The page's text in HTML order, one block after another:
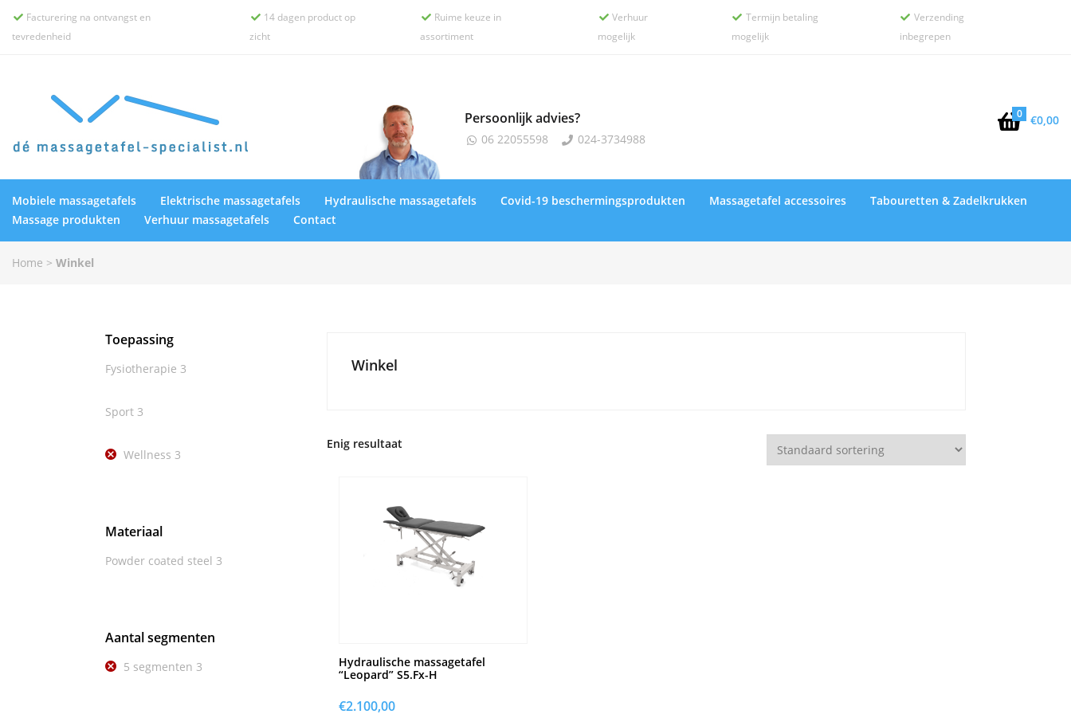
 Facturering na ontvangst en
tevredenheid
 14 dagen product op
zicht
 Ruime keuze in
assortiment
 Verhuur
mogelijk
 Termijn betaling
mogelijk
 Verzending
inbegrepen
Persoonlijk advies?
 06 22055598  024-3734988
0 €0,00
Mobiele massagetafels Elektrische massagetafels Hydraulische massagetafels Covid-19 beschermingsprodukten Massagetafel accessoires
Tabouretten & Zadelkrukken
Massage produkten
Verhuur massagetafels Contact
Home > Winkel
Toepassing
Fysiotherapie 3
Sport 3
Wellness 3
Materiaal
Powder coated steel 3
Aantal segmenten
5 segmenten 3
Winkel
Enig resultaat
Hydraulische massagetafel
“Leopard” S5.Fx-H
€2.100,00